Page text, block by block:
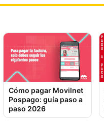
Cómo pagar Movilnet
Pospago: guía paso a
paso 2026